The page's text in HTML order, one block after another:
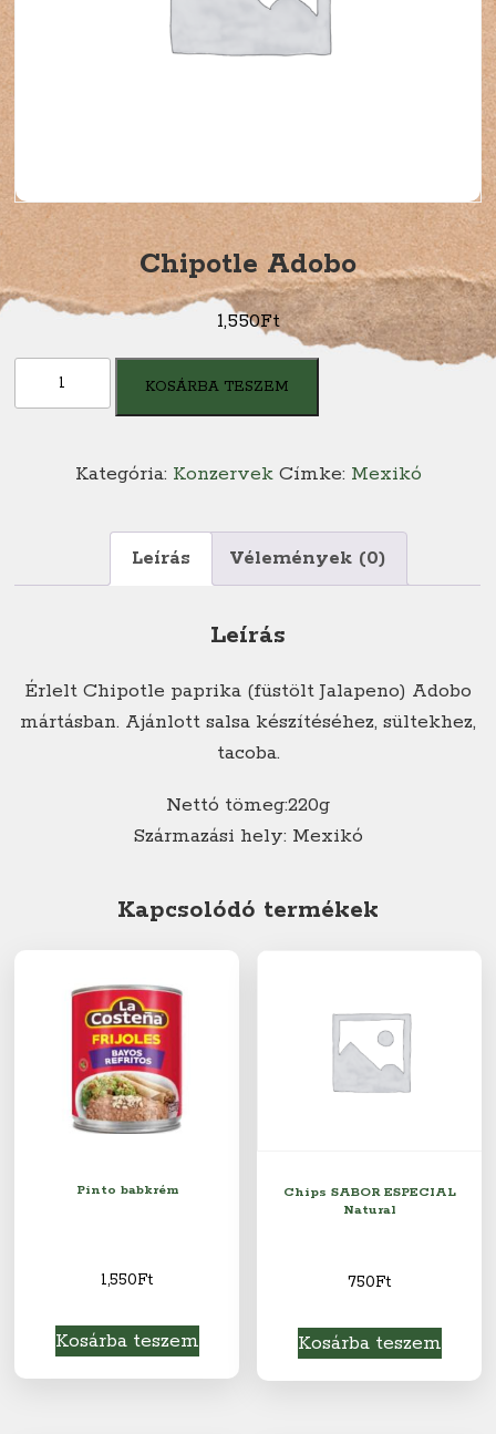
Chipotle Adobo
1,550Ft
Chipotle
Adobo
KOSÁRBA TESZEM
Kategória: Konzervek Címke: Mexikó
Leírás Vélemények (0)
Leírás
Érlelt Chipotle paprika (füstölt Jalapeno) Adobo
mártásban. Ajánlott salsa készítéséhez, sültekhez,
tacoba.
Nettó tömeg:220g
Származási hely: Mexikó
Kapcsolódó termékek
Pinto babkrém
1,550Ft
Kosárba teszem
Chips SABOR ESPECIAL
Natural
750Ft
Kosárba teszem